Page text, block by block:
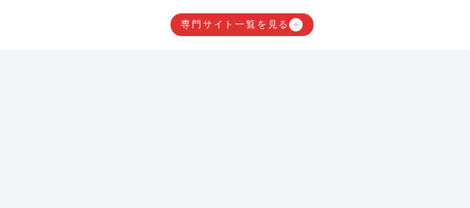
専門サイト一覧を見る